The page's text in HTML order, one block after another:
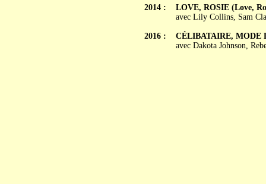
2014 :
2016 :
LOVE, ROSIE (Love,
avec Lily Collins, Sam
CÉLIBATAIRE, MODE
avec Dakota Johnson,